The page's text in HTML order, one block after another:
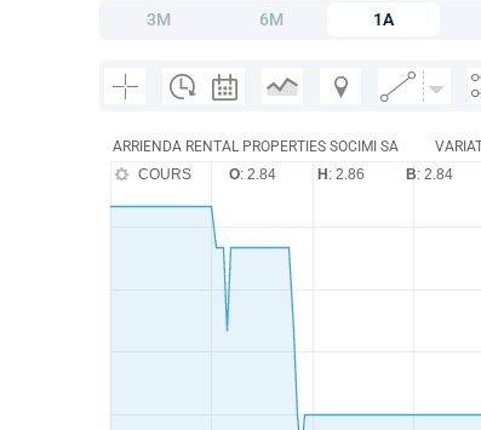
3M 6M 1A
ARRIENDA RENTAL PROPERTIES SOCIMI SA
COURS O: 2.84 H : 2.86 B: 2.84